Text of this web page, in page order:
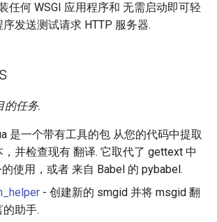
任何 WSGI 应用程序和 无需启动即可轻
发送测试请求 HTTP 服务器.
的任务.
是一个带有工具的包 从您的代码中提取
并检查现有 翻译. 它取代了 gettext 中
使用，或者 来自 Babel 的 pybabel.
- 创建新的 smgid 并将 msgid 翻
助手.